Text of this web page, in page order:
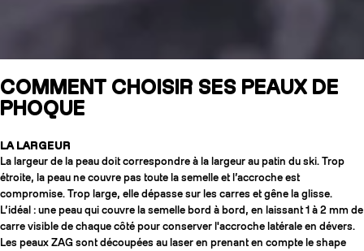
COMMENT CHOISIR SES PEAUX DE
PHOQUE
LA LARGEUR
La largeur de la peau doit correspondre à la largeur au patin du ski. Trop
étroite, la peau ne couvre pas toute la semelle et l’accroche est
compromise. Trop large, elle dépasse sur les carres et gêne la glisse.
L’idéal : une peau qui couvre la semelle bord à bord, en laissant 1 à 2 mm de
carre visible de chaque côté pour conserver l'accroche latérale en dévers.
Les peaux ZAG sont découpées au laser en prenant en compte le shape